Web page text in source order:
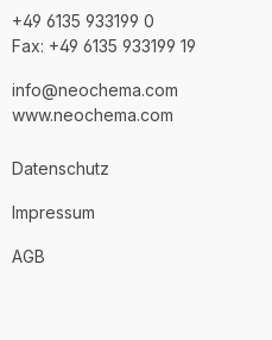
+49 6135 933199 0
Fax: +49 6135 933199 19
info@neochema.com
www.neochema.com
Datenschutz
Impressum
AGB